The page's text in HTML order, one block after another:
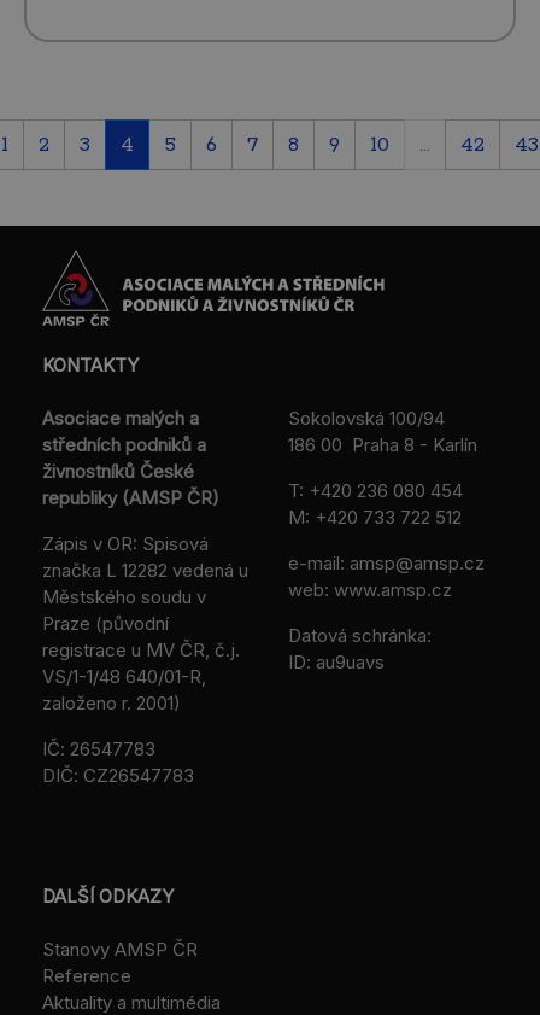
1 2 3 4 5 6 7 8 9 10 ... 42 43
KONTAKTY
Asociace malých a
středních podniků a
živnostníků České
republiky (AMSP ČR)
Zápis v OR: Spisová
značka L 12282 vedená u
Městského soudu v
Praze (původní
registrace u MV ČR, č.j.
VS/1-1/48 640/01-R,
založeno r. 2001)
IČ: 26547783
DIČ: CZ26547783
Sokolovská 100/94
186 00 Praha 8 - Karlín
T: +420 236 080 454
M: +420 733 722 512
e-mail: amsp@amsp.cz
web: www.amsp.cz
Datová schránka:
ID: au9uavs
DALŠÍ ODKAZY
Stanovy AMSP ČR
Reference
Aktuality a multimédia